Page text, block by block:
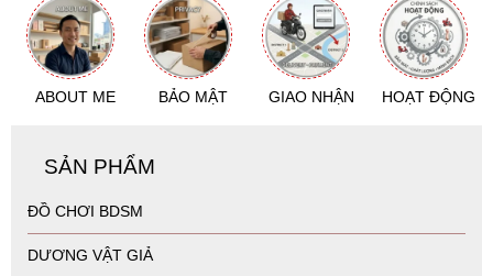
ABOUT ME BẢO MẬT GIAO NHẬN HOẠT ĐỘNG
SẢN PHẨM
ĐỒ CHƠI BDSM
DƯƠNG VẬT GIẢ